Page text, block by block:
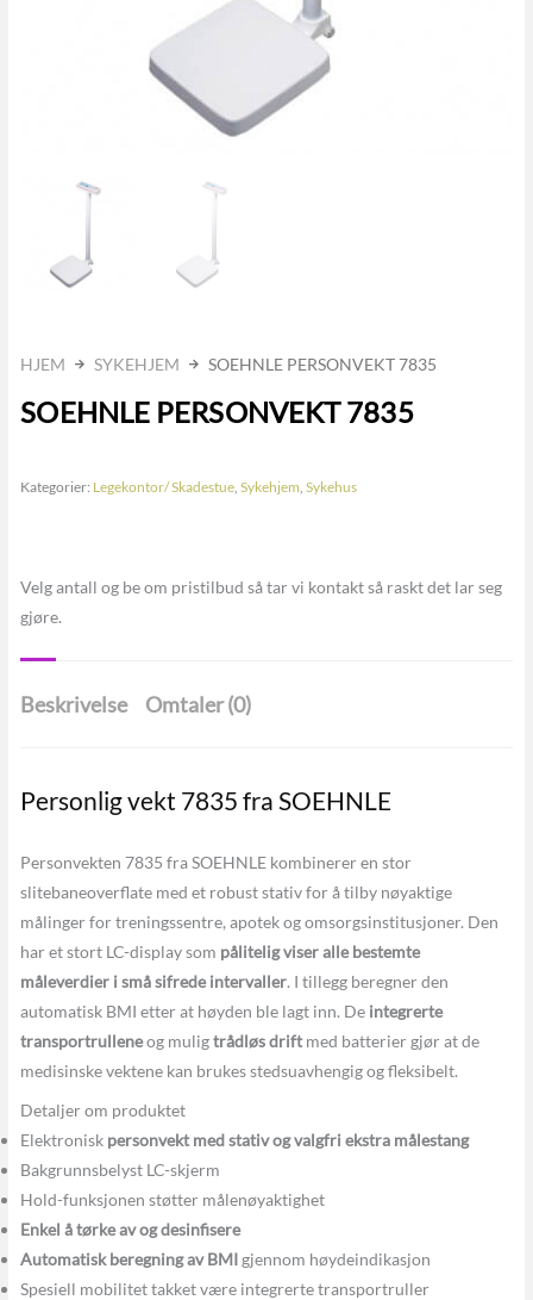
HJEM SYKEHJEM SOEHNLE PERSONVEKT 7835
SOEHNLE PERSONVEKT 7835
Kategorier: Legekontor/ Skadestue,Sykehjem,Sykehus
Velg antall og be om pristilbud så tar vi kontakt så raskt det lar seg
gjøre.
Beskrivelse Omtaler (0)
Personlig vekt 7835 fra SOEHNLE
Personvekten 7835 fra SOEHNLE kombinerer en stor
slitebaneoverflate med et robust stativ for å tilby nøyaktige
målinger for treningssentre, apotek og omsorgsinstitusjoner. Den
har et stort LC-display som pålitelig viser alle bestemte
måleverdier i små sifrede intervaller. I tillegg beregner den
automatisk BMI etter at høyden ble lagt inn. De integrerte
transportrulleneog muligtrådløs driftmed batterier gjør at de
medisinske vektene kan brukes stedsuavhengig og fleksibelt.
Detaljer om produktet
Elektronisk personvekt med stativ og valgfri ekstra målestang
Bakgrunnsbelyst LC-skjerm
Hold-funksjonen støtter målenøyaktighet
Enkel å tørke av og desinfisere
Automatisk beregning av BMI gjennom høydeindikasjon
Spesiell mobilitet takket være integrerte transportruller